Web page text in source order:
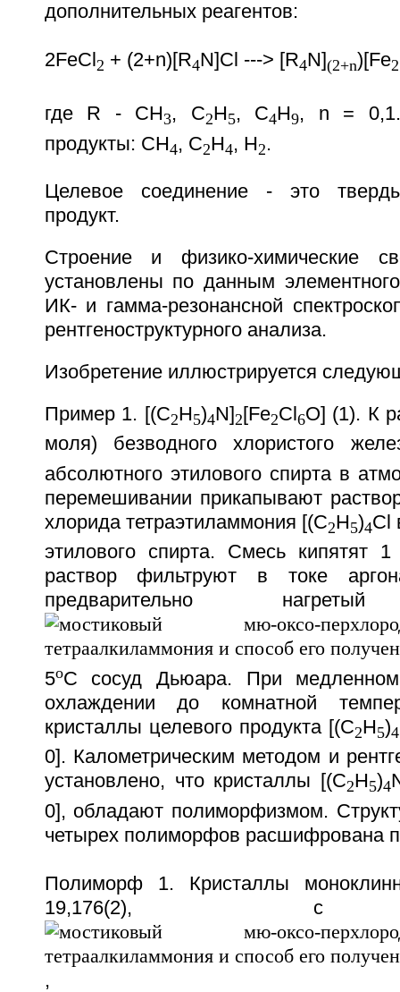
дополнительных реагентов:
2FeCl 2 + (2+n)[R4N]Cl ---> [R4N](2+n)[Fe2
где R - CH 3, C2 H 5, C4H9, n = 0,1.
продукты: CH4, C2H4, H2.
Целевое соединение - это
продукт.
Строение и физико-химические
установлены по данным
ИК- и гамма-резонансной
рентгеноструктурного анализа.
Изобретение иллюстрируется
Пример 1. [(C2H5)4N]2 [Fe2Cl 6O] (1). К
моля) безводного хлористого
абсолютного этилового спирта в
перемешивании прикапывают
хлорида тетраэтиламмония [(C2H5)4Cl
этилового спирта. Смесь кипятят
раствор фильтруют в токе
предварительно
5oC сосуд Дьюара. При медленном
охлаждении до комнатной
кристаллы целевого продукта [(C2H5)4
0]. Калометрическим методом и
установлено, что кристаллы [(C2 H 5)4
0], обладают полиморфизмом.
четырех полиморфов расшифрована
Полиморф 1. Кристаллы
19,176(2), c
,